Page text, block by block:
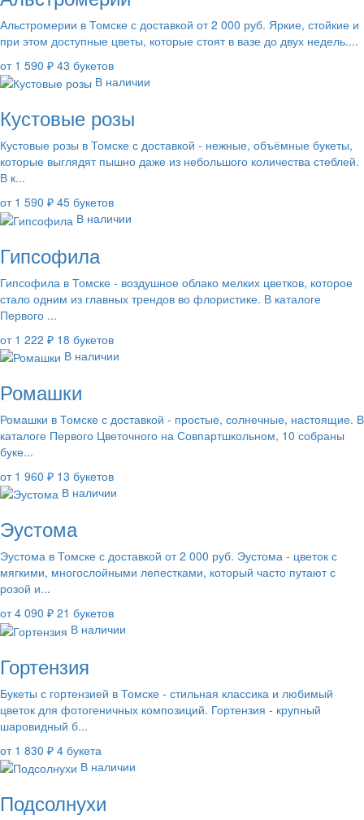
Альстромерии в Томске с доставкой от 2 000 руб. Яркие, стойкие и
при этом доступные цветы, которые стоят в вазе до двух недель....
от 1 590 ₽ 43 букетов
В наличии
Кустовые розы
Кустовые розы в Томске с доставкой - нежные, объёмные букеты,
которые выглядят пышно даже из небольшого количества стеблей.
В к...
от 1 590 ₽ 45 букетов
В наличии
Гипсофила
Гипсофила в Томске - воздушное облако мелких цветков, которое
стало одним из главных трендов во флористике. В каталоге
Первого ...
от 1 222 ₽ 18 букетов
В наличии
Ромашки
Ромашки в Томске с доставкой - простые, солнечные, настоящие. В
каталоге Первого Цветочного на Совпартшкольном, 10 собраны
буке...
от 1 960 ₽ 13 букетов
В наличии
Эустома
Эустома в Томске с доставкой от 2 000 руб. Эустома - цветок с
мягкими, многослойными лепестками, который часто путают с
розой и...
от 4 090 ₽ 21 букетов
В наличии
Гортензия
Букеты с гортензией в Томске - стильная классика и любимый
цветок для фотогеничных композиций. Гортензия - крупный
шаровидный б...
от 1 830 ₽ 4 букета
В наличии
Подсолнухи